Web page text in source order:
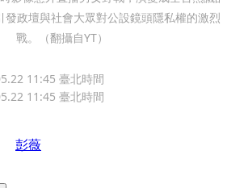
發政壇與社會大眾對公設鏡頭隱私權的激烈
戰。（翻攝自YT）
11:45 臺北時間
11:45 臺北時間
彭薇